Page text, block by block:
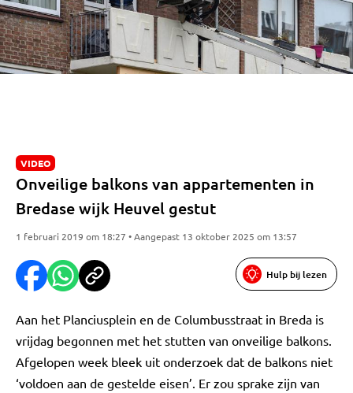
VIDEO
Onveilige balkons van appartementen in
Bredase wijk Heuvel gestut
1 februari 2019 om 18:27 • Aangepast 13 oktober 2025 om 13:57
Hulp bij lezen
Aan het Planciusplein en de Columbusstraat in Breda is
vrijdag begonnen met het stutten van onveilige balkons.
Afgelopen week bleek uit onderzoek dat de balkons niet
‘voldoen aan de gestelde eisen’. Er zou sprake zijn van